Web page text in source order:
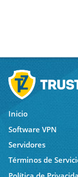
Inicio
Software VPN
Servidores
Términos de